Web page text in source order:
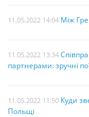
11.05.2022 14:04 Між
11.05.2022 13:34
партнерами: зручні
11.05.2022 11:50 Куди
Польщі